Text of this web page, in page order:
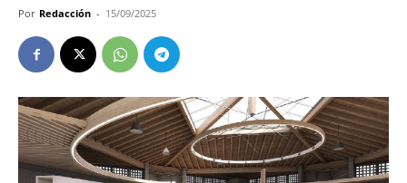
Por Redacción - 15/09/2025